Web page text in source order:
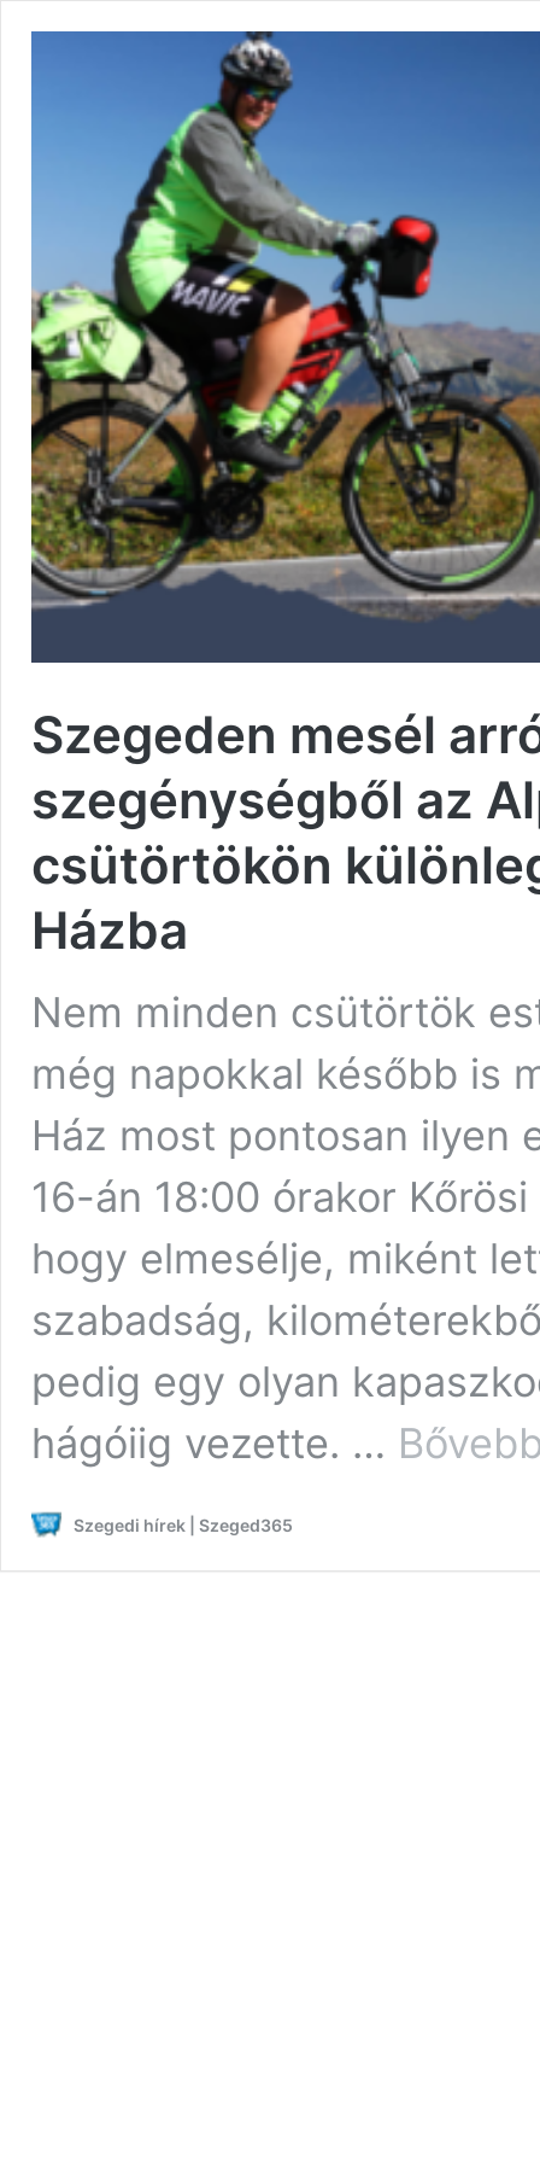
Szegeden mesél
szegénységből az
csütörtökön
Házba
Nem minden csütörtök
még napokkal később is
Ház most pontosan ilyen
16-án 18:00 órakor
hogy elmesélje, miként
szabadság,
pedig egy olyan
hágóiig vezette. …
Szegedi hírek | Szeged365